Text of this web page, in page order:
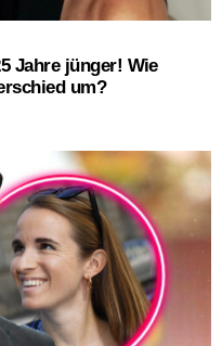
Jahre jünger! Wie
um?